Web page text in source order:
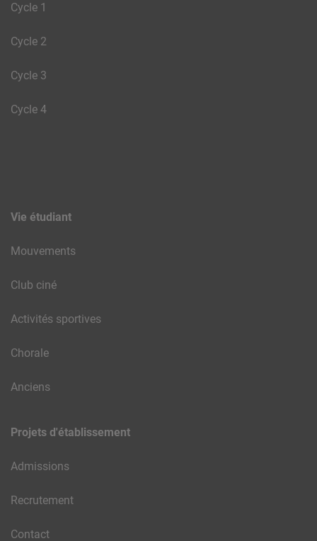
Cycle 1
Cycle 2
Cycle 3
Cycle 4
Vie étudiant
Mouvements
Club ciné
Activités sportives
Chorale
Anciens
Projets d'établissement
Admissions
Recrutement
Contact